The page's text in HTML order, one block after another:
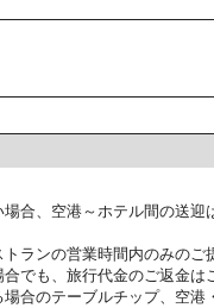
合、空港～ホテル間の送
ランの営業時間内のみのご
でも、旅行代金のご返金は
合のテーブルチップ、空